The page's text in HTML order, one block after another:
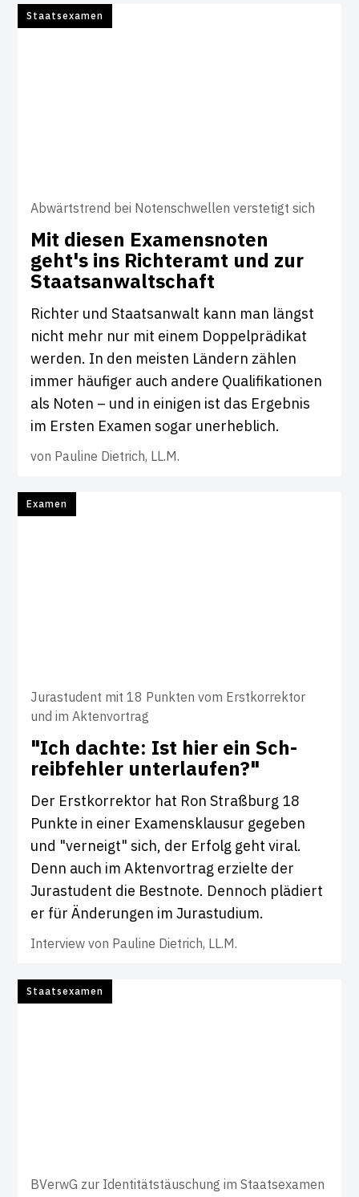
Staatsexamen
Abwärtstrend bei Notenschwellen verstetigt sich
Mit diesen Exa­mens­noten
geht's ins Rich­teramt und zur
Staats­an­walt­schaft
Richter und Staatsanwalt kann man längst
nicht mehr nur mit einem Doppelprädikat
werden. In den meisten Ländern zählen
immer häufiger auch andere Qualifikationen
als Noten – und in einigen ist das Ergebnis
im Ersten Examen sogar unerheblich.
von Pauline Dietrich, LL.M.
Examen
Jurastudent mit 18 Punkten vom Erstkorrektor
und im Aktenvortrag
"Ich dachte: Ist hier ein Sch­
reib­fehler unter­laufen?"
Der Erstkorrektor hat Ron Straßburg 18
Punkte in einer Examensklausur gegeben
und "verneigt" sich, der Erfolg geht viral.
Denn auch im Aktenvortrag erzielte der
Jurastudent die Bestnote. Dennoch plädiert
er für Änderungen im Jurastudium.
Interview von Pauline Dietrich, LL.M.
Staatsexamen
BVerwG zur Identitätstäuschung im Staatsexamen